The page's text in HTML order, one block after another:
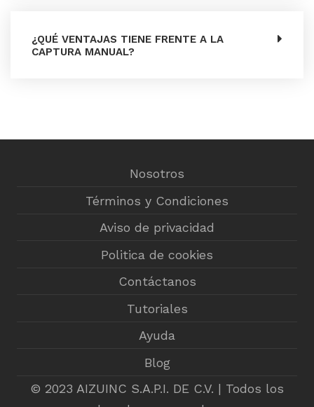
¿QUÉ VENTAJAS TIENE FRENTE A LA
CAPTURA MANUAL?
Nosotros
Términos y Condiciones
Aviso de privacidad
Politica de cookies
Contáctanos
Tutoriales
Ayuda
Blog
© 2023 AIZUINC S.A.P.I. DE C.V. | Todos los